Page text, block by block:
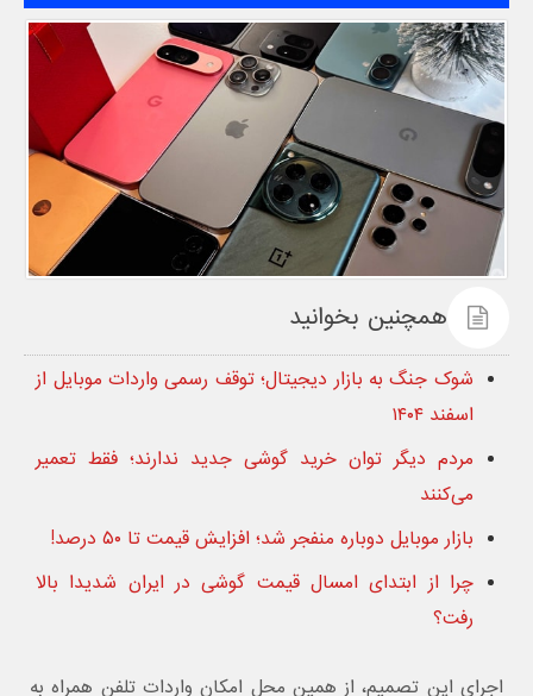
همچنین بخوانید
شوک جنگ به بازار دیجیتال؛ توقف رسمی واردات موبایل از
اسفند ۱۴۰۴
مردم دیگر توان خرید گوشی جدید ندارند؛ فقط تعمیر
می‌کنند
بازار موبایل دوباره منفجر شد؛ افزایش قیمت تا ۵۰ درصد!
چرا از ابتدای امسال قیمت گوشی در ایران شدیدا بالا
رفت؟
اجرای این تصمیم، از همین محل امکان واردات تلفن همراه به